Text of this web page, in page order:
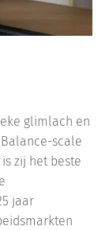
glimlach en
scale
zij het beste
jaar